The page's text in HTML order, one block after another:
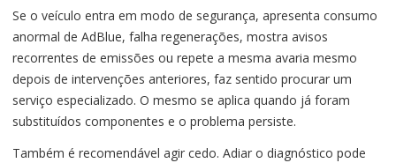
Se o veículo entra em modo de segurança, apresenta consumo
anormal de AdBlue, falha regenerações, mostra avisos
recorrentes de emissões ou repete a mesma avaria mesmo
depois de intervenções anteriores, faz sentido procurar um
serviço especializado. O mesmo se aplica quando já foram
substituídos componentes e o problema persiste.
Também é recomendável agir cedo. Adiar o diagnóstico pode